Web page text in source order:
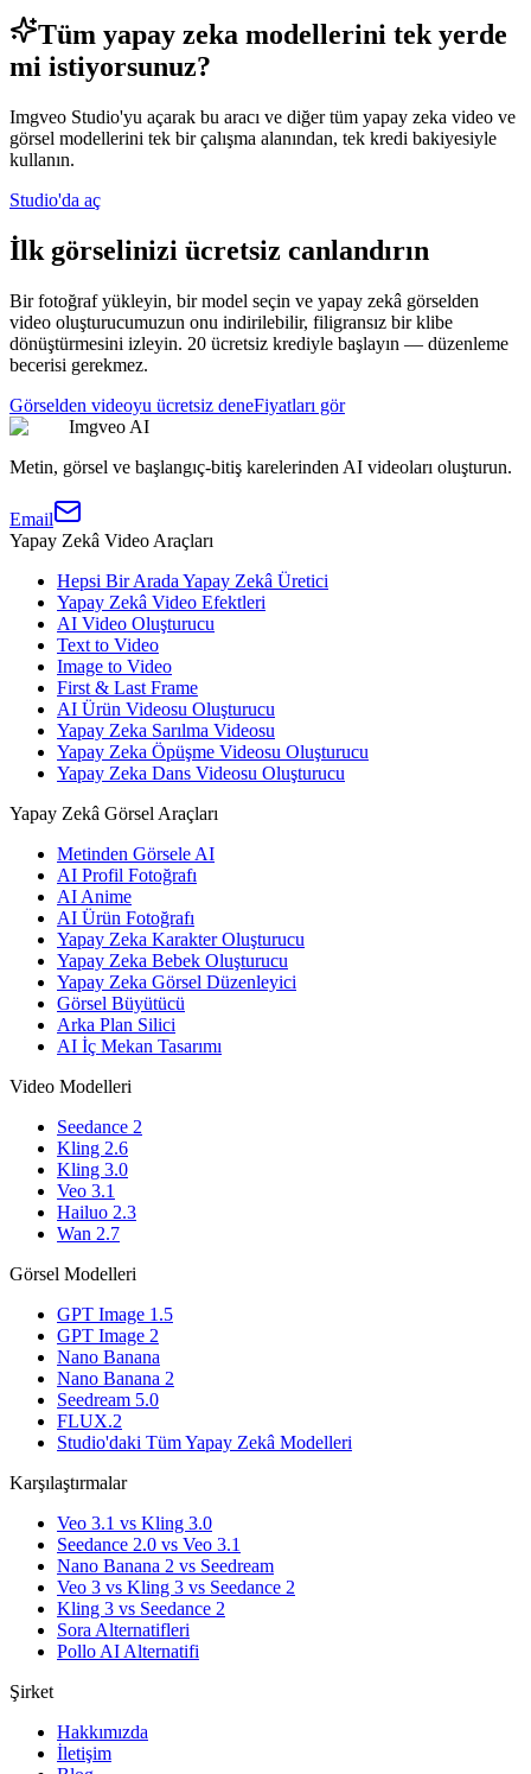
Tüm yapay zeka modellerini tek yerde
mi istiyorsunuz?
Imgveo Studio'yu açarak bu aracı ve diğer tüm yapay zeka video ve
görsel modellerini tek bir çalışma alanından, tek kredi bakiyesiyle
kullanın.
Studio'da aç
İlk görselinizi ücretsiz canlandırın
Bir fotoğraf yükleyin, bir model seçin ve yapay zekâ görselden
video oluşturucumuzun onu indirilebilir, filigransız bir klibe
dönüştürmesini izleyin. 20 ücretsiz krediyle başlayın — düzenleme
becerisi gerekmez.
Görselden videoyu ücretsiz deneFiyatları gör
Imgveo AI
Metin, görsel ve başlangıç-bitiş karelerinden AI videoları oluşturun.
Email
Yapay Zekâ Video Araçları
Hepsi Bir Arada Yapay Zekâ Üretici
Yapay Zekâ Video Efektleri
AI Video Oluşturucu
Text to Video
Image to Video
First & Last Frame
AI Ürün Videosu Oluşturucu
Yapay Zeka Sarılma Videosu
Yapay Zeka Öpüşme Videosu Oluşturucu
Yapay Zeka Dans Videosu Oluşturucu
Yapay Zekâ Görsel Araçları
Metinden Görsele AI
AI Profil Fotoğrafı
AI Anime
AI Ürün Fotoğrafı
Yapay Zeka Karakter Oluşturucu
Yapay Zeka Bebek Oluşturucu
Yapay Zeka Görsel Düzenleyici
Görsel Büyütücü
Arka Plan Silici
AI İç Mekan Tasarımı
Video Modelleri
Seedance 2
Kling 2.6
Kling 3.0
Veo 3.1
Hailuo 2.3
Wan 2.7
Görsel Modelleri
GPT Image 1.5
GPT Image 2
Nano Banana
Nano Banana 2
Seedream 5.0
FLUX.2
Studio'daki Tüm Yapay Zekâ Modelleri
Karşılaştırmalar
Veo 3.1 vs Kling 3.0
Seedance 2.0 vs Veo 3.1
Nano Banana 2 vs Seedream
Veo 3 vs Kling 3 vs Seedance 2
Kling 3 vs Seedance 2
Sora Alternatifleri
Pollo AI Alternatifi
Şirket
Hakkımızda
İletişim